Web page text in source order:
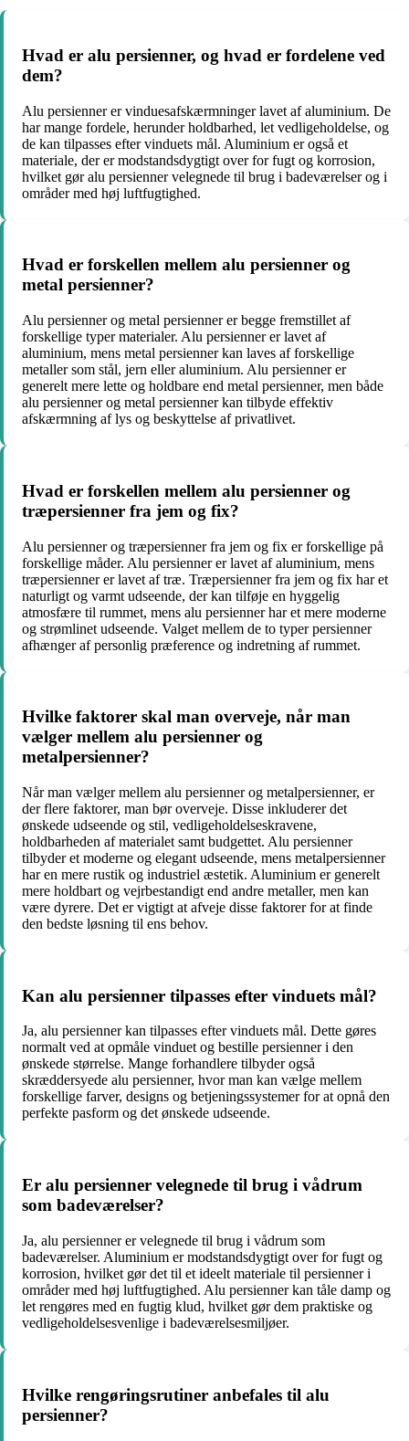
Hvad er alu persienner, og hvad er fordelene ved
dem?
Alu persienner er vinduesafskærmninger lavet af aluminium. De
har mange fordele, herunder holdbarhed, let vedligeholdelse, og
de kan tilpasses efter vinduets mål. Aluminium er også et
materiale, der er modstandsdygtigt over for fugt og korrosion,
hvilket gør alu persienner velegnede til brug i badeværelser og i
områder med høj luftfugtighed.
Hvad er forskellen mellem alu persienner og
metal persienner?
Alu persienner og metal persienner er begge fremstillet af
forskellige typer materialer. Alu persienner er lavet af
aluminium, mens metal persienner kan laves af forskellige
metaller som stål, jern eller aluminium. Alu persienner er
generelt mere lette og holdbare end metal persienner, men både
alu persienner og metal persienner kan tilbyde effektiv
afskærmning af lys og beskyttelse af privatlivet.
Hvad er forskellen mellem alu persienner og
træpersienner fra jem og fix?
Alu persienner og træpersienner fra jem og fix er forskellige på
forskellige måder. Alu persienner er lavet af aluminium, mens
træpersienner er lavet af træ. Træpersienner fra jem og fix har et
naturligt og varmt udseende, der kan tilføje en hyggelig
atmosfære til rummet, mens alu persienner har et mere moderne
og strømlinet udseende. Valget mellem de to typer persienner
afhænger af personlig præference og indretning af rummet.
Hvilke faktorer skal man overveje, når man
vælger mellem alu persienner og
metalpersienner?
Når man vælger mellem alu persienner og metalpersienner, er
der flere faktorer, man bør overveje. Disse inkluderer det
ønskede udseende og stil, vedligeholdelseskravene,
holdbarheden af materialet samt budgettet. Alu persienner
tilbyder et moderne og elegant udseende, mens metalpersienner
har en mere rustik og industriel æstetik. Aluminium er generelt
mere holdbart og vejrbestandigt end andre metaller, men kan
være dyrere. Det er vigtigt at afveje disse faktorer for at finde
den bedste løsning til ens behov.
Kan alu persienner tilpasses efter vinduets mål?
Ja, alu persienner kan tilpasses efter vinduets mål. Dette gøres
normalt ved at opmåle vinduet og bestille persienner i den
ønskede størrelse. Mange forhandlere tilbyder også
skræddersyede alu persienner, hvor man kan vælge mellem
forskellige farver, designs og betjeningssystemer for at opnå den
perfekte pasform og det ønskede udseende.
Er alu persienner velegnede til brug i vådrum
som badeværelser?
Ja, alu persienner er velegnede til brug i vådrum som
badeværelser. Aluminium er modstandsdygtigt over for fugt og
korrosion, hvilket gør det til et ideelt materiale til persienner i
områder med høj luftfugtighed. Alu persienner kan tåle damp og
let rengøres med en fugtig klud, hvilket gør dem praktiske og
vedligeholdelsesvenlige i badeværelsesmiljøer.
Hvilke rengøringsrutiner anbefales til alu
persienner?